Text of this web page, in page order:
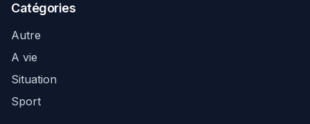
Catégories
Autre
A vie
Situation
Sport